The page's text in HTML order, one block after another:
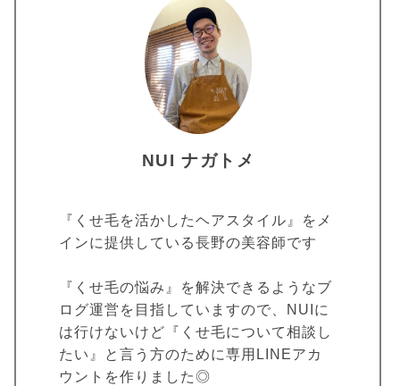
NUI ナガトメ
『くせ毛を活かしたヘアスタイル』をメ
インに提供している長野の美容師です
『くせ毛の悩み』を解決できるようなブ
ログ運営を目指していますので、NUIに
は行けないけど『くせ毛について相談し
たい』と言う方のために専用LINEアカ
ウントを作りました◎